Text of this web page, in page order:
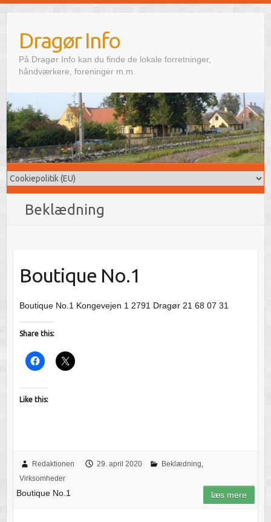
Dragør Info
På Dragør Info kan du finde de lokale forretninger,
håndværkere, foreninger m.m.
Beklædning
Boutique No.1
Boutique No.1 Kongevejen 1 2791 Dragør 21 68 07 31
Share this:
Like this:
Redaktionen 29. april 2020 Beklædning
Virksomheder
Boutique No.1 læs mere